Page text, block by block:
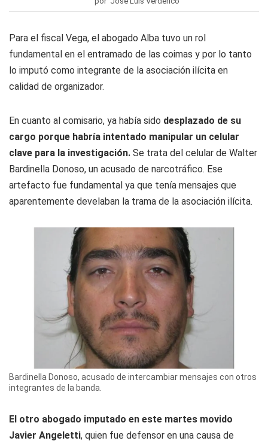
Para el fiscal Vega, el abogado Alba tuvo un rol
fundamental en el entramado de las coimas y por lo tanto
lo imputó como integrante de la asociación ilícita en
calidad de organizador.
En cuanto al comisario, ya había sido desplazado de su
cargo porque habría intentado manipular un celular
clave para la investigación. Se trata del celular de Walter
Bardinella Donoso, un acusado de narcotráfico. Ese
artefacto fue fundamental ya que tenía mensajes que
aparentemente develaban la trama de la asociación ilícita.
Bardinella Donoso, acusado de intercambiar mensajes con otros
integrantes de la banda.
El otro abogado imputado en este martes movido
Javier Angeletti, quien fue defensor en una causa de